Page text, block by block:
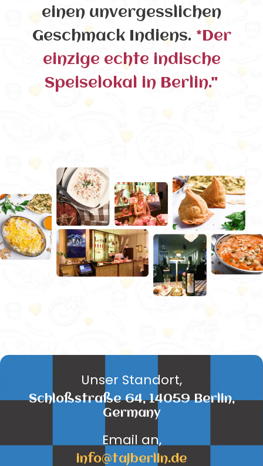
einen unvergesslichen
Geschmack Indiens. *Der
einzige echte indische
Speiselokal in Berlin."
Unser Standort,
Schloßstraße 64, 14059 Berlin,
Germany
Email an,
info@tajberlin.de